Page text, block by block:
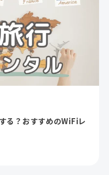
る？おすすめのWiFiレ